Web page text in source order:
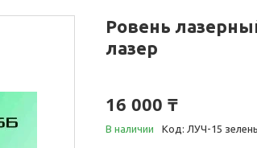
Ровень
лазер
16 000 ₸
В наличии Код: ЛУЧ-15